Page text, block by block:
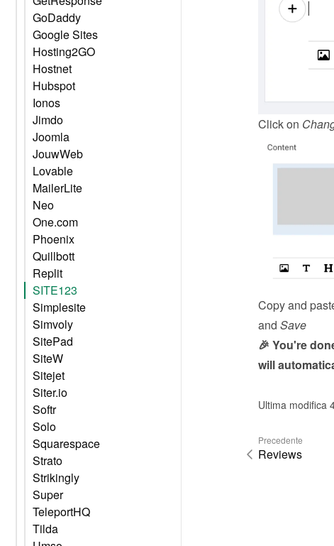
GoDaddy
Google Sites
Hosting2GO
Hostnet
Hubspot
Ionos
Jimdo
Joomla
JouwWeb
Lovable
MailerLite
Neo
One.com
Phoenix
Quillbott
Replit
SITE123
Simplesite
Simvoly
SitePad
SiteW
Sitejet
Siter.io
Softr
Solo
Squarespace
Strato
Strikingly
Super
TeleportHQ
Tilda
Click on
Copy and
and Save
🎉 You're
will
Ultima modifica
Precedente
Reviews